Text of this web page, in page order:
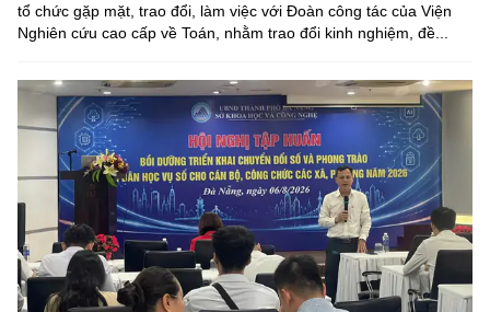
tổ chức gặp mặt, trao đổi, làm việc với Đoàn công tác của Viện
Nghiên cứu cao cấp về Toán, nhằm trao đổi kinh nghiệm, đề...